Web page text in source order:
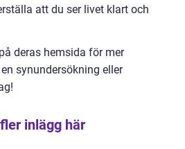
att du ser livet klart och
deras hemsida för mer
synundersökning eller
inlägg här